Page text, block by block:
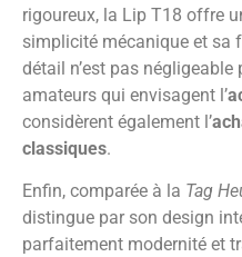
rigoureux, la Lip T18 offre
simplicité mécanique et sa
détail n’est pas
amateurs qui envisagent l’
considèrent également l’
classiques.
Enfin, comparée à la Tag
distingue par son design
parfaitement modernité et